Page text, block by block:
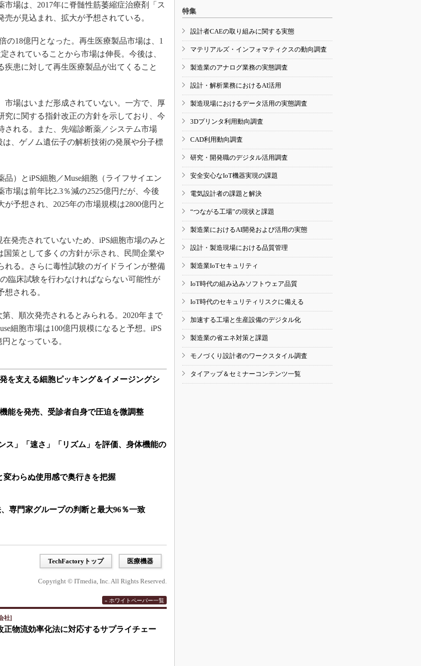
場は、2017年に脊髄性筋萎縮症治療剤「ス
が見込まれ、拡大が予想されている。
の18億円となった。再生医療製品市場は、1
されていることから市場は伸長。今後は、
患に対して再生医療製品が出てくること
場はいまだ形成されていない。一方で、厚
究に関する指針改正の方針を示しており、今
される。また、先端診断薬／システム市場
、ゲノム遺伝子の解析技術の発展や分子標
）とiPS細胞／Muse細胞（ライフサイエン
場は前年比2.3％減の2525億円だが、今後
予想され、2025年の市場規模は2800億円と
発売されていないため、iPS細胞市場のみと
国策として多くの方針が示され、民間企業や
れる。さらに毒性試験のガイドラインが整備
臨床試験を行わなければならない可能性が
される。
、順次発売されるとみられる。2020年まで
細胞市場は100億円規模になると予想。iPS
となっている。
を支える細胞ピッキング＆イメージングシ
能を発売、受診者自身で圧迫を微調整
ス」「速さ」「リズム」を評価、身体機能の
わらぬ使用感で奥行きを把握
専門家グループの判断と最大96％一致
TechFactoryトップ 医療機器
Copyright © ITmedia, Inc. All Rights Reserved.
» ホワイトペーパー一覧
社]
物流効率化法に対応するサプライチェー
特集
設計者CAEの取り組みに関する実態
マテリアルズ・インフォマティクスの動向調査
製造業のアナログ業務の実態調査
設計・解析業務におけるAI活用
製造現場におけるデータ活用の実態調査
3Dプリンタ利用動向調査
CAD利用動向調査
研究・開発職のデジタル活用調査
安全安心なIoT機器実現の課題
電気設計者の課題と解決
“つながる工場”の現状と課題
製造業におけるAI開発および活用の実態
設計・製造現場における品質管理
製造業IoTセキュリティ
IoT時代の組み込みソフトウェア品質
IoT時代のセキュリティリスクに備える
加速する工場と生産設備のデジタル化
製造業の省エネ対策と課題
モノづくり設計者のワークスタイル調査
タイアップ＆セミナーコンテンツ一覧